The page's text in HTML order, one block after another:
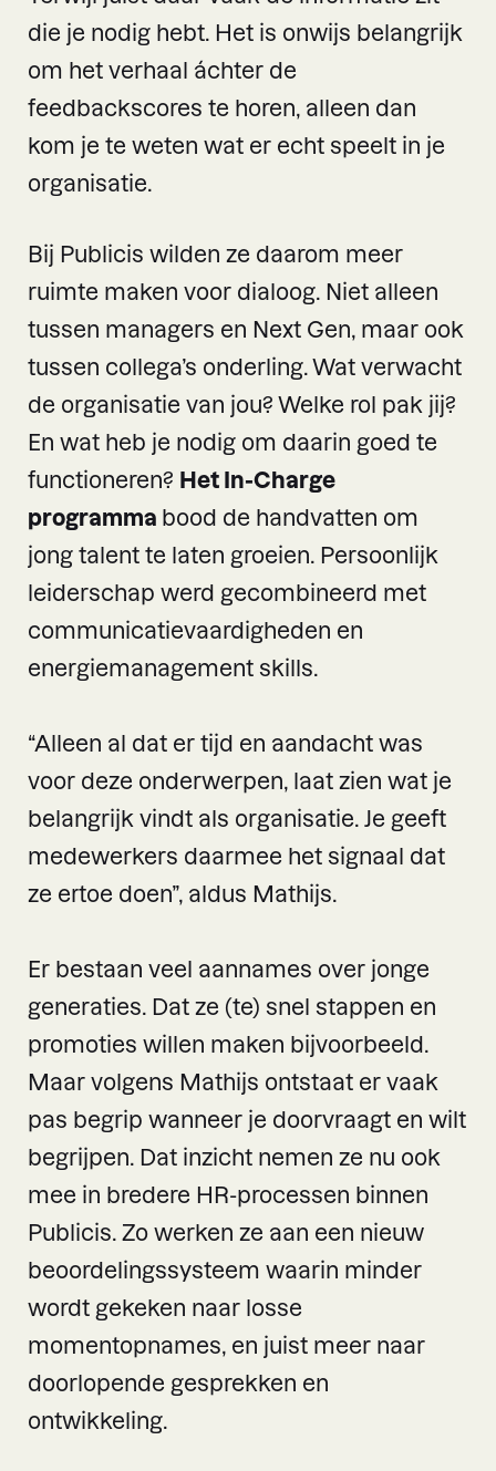
die je nodig hebt. Het is onwijs belangrijk
om het verhaal áchter de
feedbackscores te horen, alleen dan
kom je te weten wat er echt speelt in je
organisatie.
Bij Publicis wilden ze daarom meer
ruimte maken voor dialoog. Niet alleen
tussen managers en Next Gen, maar ook
tussen collega’s onderling. Wat verwacht
de organisatie van jou? Welke rol pak jij?
En wat heb je nodig om daarin goed te
functioneren? Het In-Charge
programma bood de handvatten om
jong talent te laten groeien. Persoonlijk
leiderschap werd gecombineerd met
communicatievaardigheden en
energiemanagement skills.
“Alleen al dat er tijd en aandacht was
voor deze onderwerpen, laat zien wat je
belangrijk vindt als organisatie. Je geeft
medewerkers daarmee het signaal dat
ze ertoe doen”, aldus Mathijs.
Er bestaan veel aannames over jonge
generaties. Dat ze (te) snel stappen en
promoties willen maken bijvoorbeeld.
Maar volgens Mathijs ontstaat er vaak
pas begrip wanneer je doorvraagt en wilt
begrijpen. Dat inzicht nemen ze nu ook
mee in bredere HR-processen binnen
Publicis. Zo werken ze aan een nieuw
beoordelingssysteem waarin minder
wordt gekeken naar losse
momentopnames, en juist meer naar
doorlopende gesprekken en
ontwikkeling.